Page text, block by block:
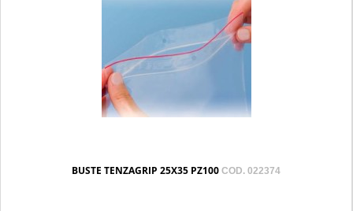
BUSTE TENZAGRIP 25X35 PZ100 COD. 022374